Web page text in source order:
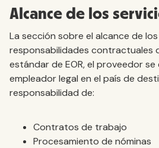
Alcance de los
La sección sobre el alcance de
responsabilidades contractuales
estándar de EOR, el proveedor
empleador legal en el país de
responsabilidad de:
Contratos de trabajo
Procesamiento de nóminas